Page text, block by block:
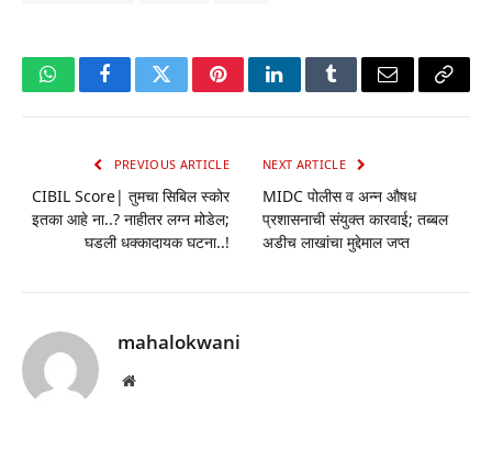
WhatsAppFacebookTwitterPinterestLinkedInTumblrEmail Copy
PREVIOUS ARTICLE
CIBIL Score| तुमचा सिबिल स्कोर
इतका आहे ना..? नाहीतर लग्न मोडेल;
घडली धक्कादायक घटना..!
NEXT ARTICLE
MIDC पोलीस व अन्न औषध
प्रशासनाची संयुक्त कारवाई; तब्बल
अडीच लाखांचा मुद्देमाल जप्त
mahalokwani
Website